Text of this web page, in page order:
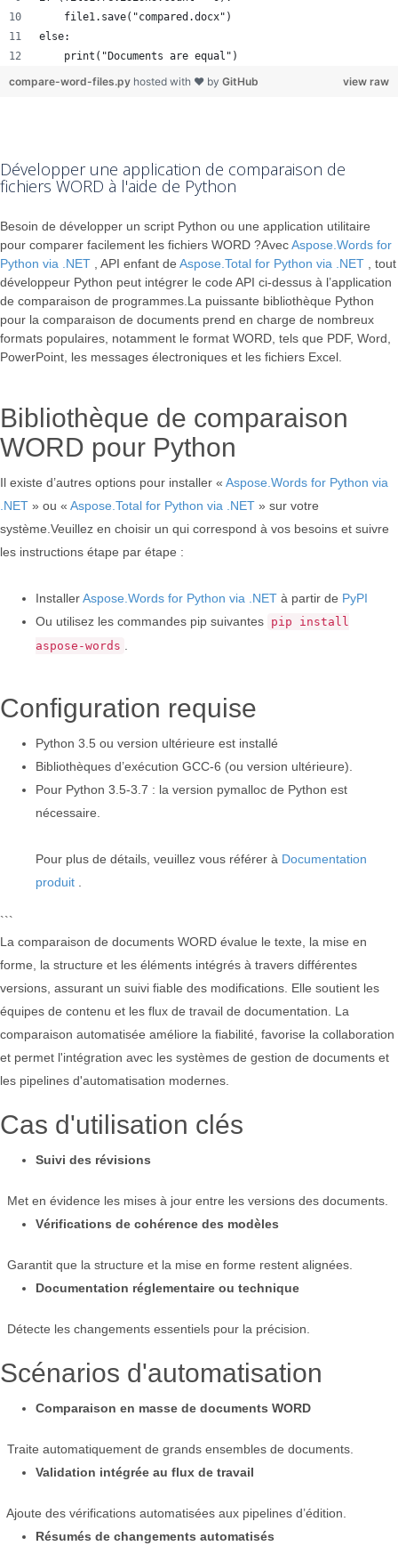
    file1.save("compared.docx")
else:
    print("Documents are equal")
view raw
compare-word-files.py hosted with ❤ by GitHub
Développer une application de comparaison de
fichiers WORD à l'aide de Python
Besoin de développer un script Python ou une application utilitaire
pour comparer facilement les fichiers WORD ?AvecAspose.Words for
Python via .NET , API enfant de Aspose.Total for Python via .NET , tout
développeur Python peut intégrer le code API ci-dessus à l’application
de comparaison de programmes.La puissante bibliothèque Python
pour la comparaison de documents prend en charge de nombreux
formats populaires, notamment le format WORD, tels que PDF, Word,
PowerPoint, les messages électroniques et les fichiers Excel.
Bibliothèque de comparaison
WORD pour Python
Il existe d’autres options pour installer « Aspose.Words for Python via
.NET » ou « Aspose.Total for Python via .NET » sur votre
système.Veuillez en choisir un qui correspond à vos besoins et suivre
les instructions étape par étape :
InstallerAspose.Words for Python via .NET à partir de PyPI
Ou utilisez les commandes pip suivantes pip install
aspose-words
Configuration requise
Python 3.5 ou version ultérieure est installé
Bibliothèques d’exécution GCC-6 (ou version ultérieure).
Pour Python 3.5-3.7 : la version pymalloc de Python est
nécessaire.
Pour plus de détails, veuillez vous référer à Documentation
produit
```
La comparaison de documents WORD évalue le texte, la mise en
forme, la structure et les éléments intégrés à travers différentes
versions, assurant un suivi fiable des modifications. Elle soutient les
équipes de contenu et les flux de travail de documentation. La
comparaison automatisée améliore la fiabilité, favorise la collaboration
et permet l'intégration avec les systèmes de gestion de documents et
les pipelines d'automatisation modernes.
Cas d'utilisation clés
Suivi des révisions
Met en évidence les mises à jour entre les versions des documents.
Vérifications de cohérence des modèles
Garantit que la structure et la mise en forme restent alignées.
Documentation réglementaire ou technique
Détecte les changements essentiels pour la précision.
Scénarios d'automatisation
Comparaison en masse de documents WORD
Traite automatiquement de grands ensembles de documents.
Validation intégrée au flux de travail
Ajoute des vérifications automatisées aux pipelines d’édition.
Résumés de changements automatisés